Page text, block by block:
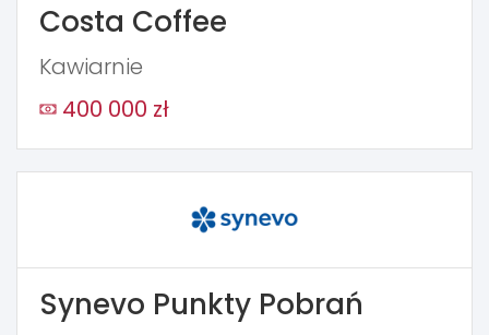
Costa Coffee
Kawiarnie
400 000 zł
Synevo Punkty Pobrań